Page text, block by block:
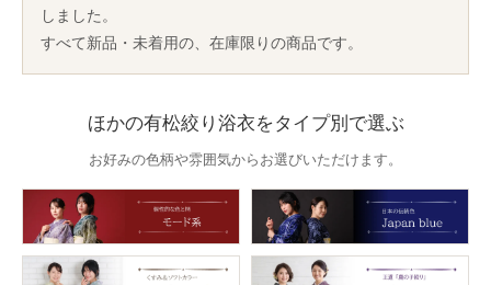
しました。
すべて新品・未着用の、在庫限りの商品です。
ほかの有松絞り浴衣をタイプ別で選ぶ
お好みの色柄や雰囲気からお選びいただけます。